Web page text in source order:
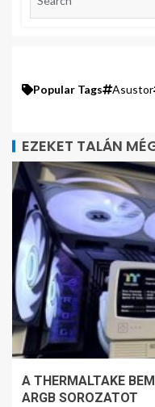
Popular Tags Asustor
EZEKET TALÁN
A THERMALTAKE
ARGB SOROZATOT